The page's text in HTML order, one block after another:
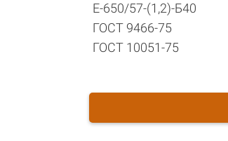
Е-650/57-(1,2)-Б40
ГОСТ 9466-75
ГОСТ 10051-75